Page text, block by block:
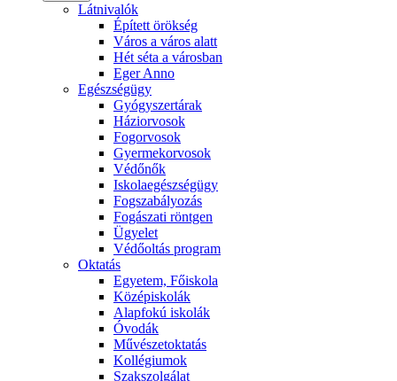
Látnivalók
Épített örökség
Város a város alatt
Hét séta a városban
Eger Anno
Egészségügy
Gyógyszertárak
Háziorvosok
Fogorvosok
Gyermekorvosok
Védőnők
Iskolaegészségügy
Fogszabályozás
Fogászati röntgen
Ügyelet
Védőoltás program
Oktatás
Egyetem, Főiskola
Középiskolák
Alapfokú iskolák
Óvodák
Művészetoktatás
Kollégiumok
Szakszolgálat